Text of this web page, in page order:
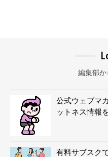
編集部
公式ウェブマ
ットネス情報
有料サブスク